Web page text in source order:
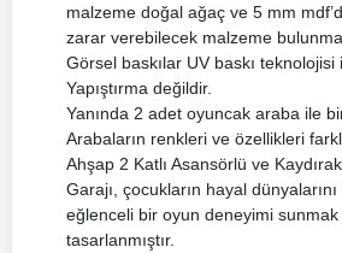
malzeme doğal ağaç ve 5 mm
zarar verebilecek malzeme
Görsel baskılar UV baskı teknolojisi
Yapıştırma değildir.
Yanında 2 adet oyuncak araba ile
Arabaların renkleri ve özellikleri
Ahşap 2 Katlı Asansörlü ve
Garajı, çocukların hayal
eğlenceli bir oyun deneyimi
tasarlanmıştır.